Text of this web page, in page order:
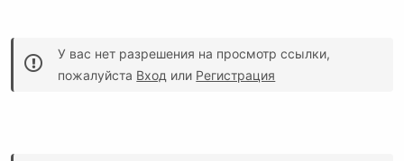
У вас нет разрешения на просмотр ссылки,
пожалуйста Вход или Регистрация